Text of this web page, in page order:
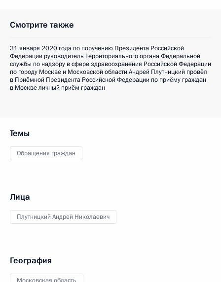
Смотрите также
31 января 2020 года по поручению Президента Российской
Федерации руководитель Территориального органа Федеральной
службы по надзору в сфере здравоохранения Российской Федерации
по городу Москве и Московской области Андрей Плутницкий провёл
в Приёмной Президента Российской Федерации по приёму граждан
в Москве личный приём граждан
Темы
Обращения граждан
Лица
Плутницкий Андрей Николаевич
География